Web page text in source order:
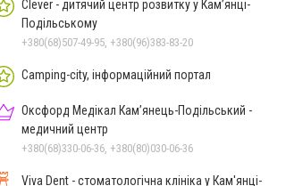
Clever - дитячий центр розвитку у Кам’янці-
Подільському
+380(68)507-49-95, +380(96)383-83-20
Camping-city, інформаційний портал
Оксфорд Медікал Кам’янець-Подільський -
медичний центр
+380(68)330-06-36, +380(80)030-06-36
Viva Dent - стоматологічна клініка у Кам'янці-